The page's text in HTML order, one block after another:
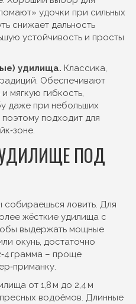
удочки при сильных
снижает дальность
устойчивость и просты
удилища. Классика,
Обеспечивают
мягкую гибкость,
даже при небольших
подходит для
ПОД
собираешься ловить. Для
жёсткие удилища с
выдержать мощные
окунь, достаточно
грамма – проще
от 1,8 м до 2,4 м
водоёмов. Длинные